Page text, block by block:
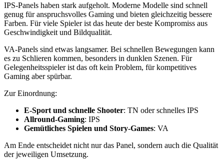
IPS-Panels haben stark aufgeholt. Moderne Modelle sind schnell
genug für anspruchsvolles Gaming und bieten gleichzeitig bessere
Farben. Für viele Spieler ist das heute der beste Kompromiss aus
Geschwindigkeit und Bildqualität.
VA-Panels sind etwas langsamer. Bei schnellen Bewegungen kann
es zu Schlieren kommen, besonders in dunklen Szenen. Für
Gelegenheitsspieler ist das oft kein Problem, für kompetitives
Gaming aber spürbar.
Zur Einordnung:
E-Sport und schnelle Shooter: TN oder schnelles IPS
Allround-Gaming: IPS
Gemütliches Spielen und Story-Games: VA
Am Ende entscheidet nicht nur das Panel, sondern auch die Qualität
der jeweiligen Umsetzung.